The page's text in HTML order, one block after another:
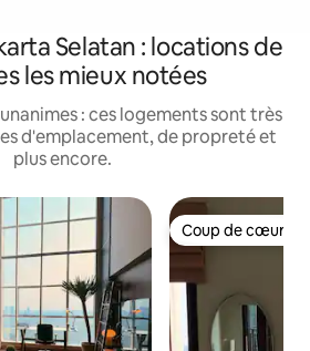
Selatan : locations de
les mieux notées
: ces logements sont très
d'emplacement, de propreté et
plus encore.
Coup de cœur
Coup de cœur